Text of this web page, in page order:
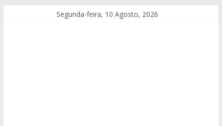
Segunda-feira, 10 Agosto, 2026